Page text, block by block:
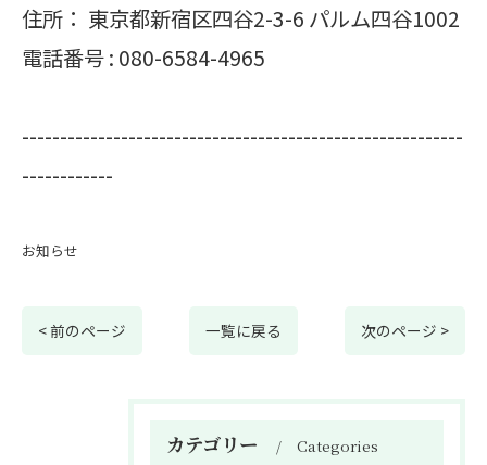
住所： 東京都新宿区四谷2-3-6 パルム四谷1002
電話番号 : 080-6584-4965
----------------------------------------------------------
------------
お知らせ
< 前のページ 一覧に戻る 次のページ >
カテゴリー Categories